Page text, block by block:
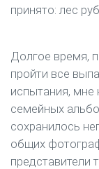
принято: лес
Долгое время,
пройти все
испытания, мне
семейных
сохранилось
общих
представители